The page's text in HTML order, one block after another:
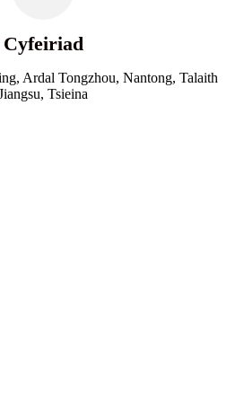
Cyfeiriad
Ardal Tongzhou, Nantong, Talaith
Tsieina